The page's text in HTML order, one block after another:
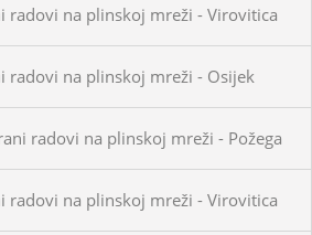
radovi na plinskoj mreži - Virovitica
radovi na plinskoj mreži - Osijek
radovi na plinskoj mreži - Požega
radovi na plinskoj mreži - Virovitica